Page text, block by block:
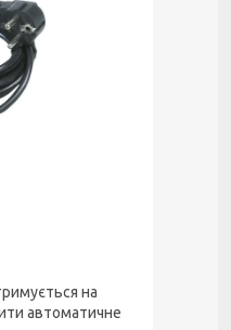
на
автоматичне